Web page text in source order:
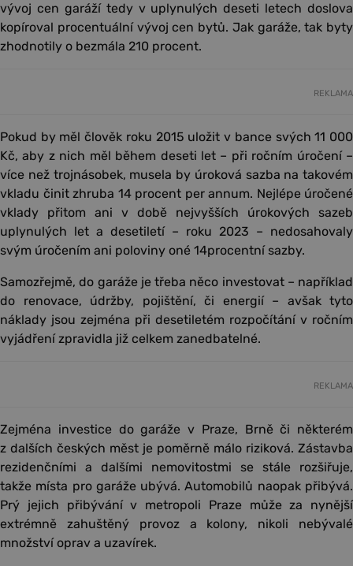
vývoj cen garáží tedy v uplynulých deseti letech doslova
kopíroval procentuální vývoj cen bytů. Jak garáže, tak byty
zhodnotily o bezmála 210 procent.
REKLAMA
Pokud by měl člověk roku 2015 uložit v bance svých 11 000
Kč, aby z nich měl během deseti let – při ročním úročení –
více než trojnásobek, musela by úroková sazba na takovém
vkladu činit zhruba 14 procent per annum. Nejlépe úročené
vklady přitom ani v době nejvyšších úrokových sazeb
uplynulých let a desetiletí – roku 2023 – nedosahovaly
svým úročením ani poloviny oné 14procentní sazby.
Samozřejmě, do garáže je třeba něco investovat – například
do renovace, údržby, pojištění, či energií – avšak tyto
náklady jsou zejména při desetiletém rozpočítání v ročním
vyjádření zpravidla již celkem zanedbatelné.
REKLAMA
Zejména investice do garáže v Praze, Brně či některém
z dalších českých měst je poměrně málo riziková. Zástavba
rezidenčními a dalšími nemovitostmi se stále rozšiřuje,
takže místa pro garáže ubývá. Automobilů naopak přibývá.
Prý jejich přibývání v metropoli Praze může za nynější
extrémně zahuštěný provoz a kolony, nikoli nebývalé
množství oprav a uzavírek.